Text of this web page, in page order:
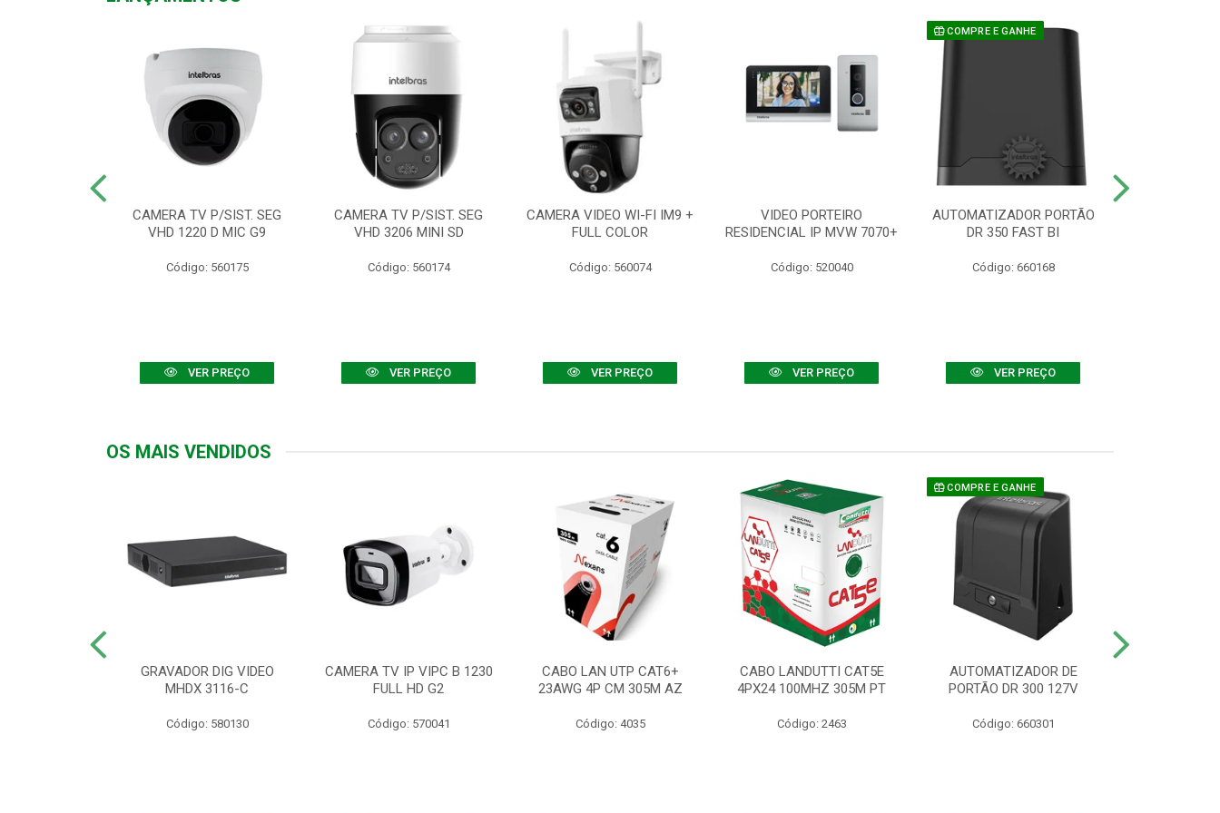
CAMERA TV P/SIST. SEG
VHD 1220 D MIC G9
Código: 560175
VER PREÇO
CAMERA TV P/SIST. SEG
VHD 3206 MINI SD
Código: 560174
VER PREÇO
CAMERA VIDEO WI-FI IM9 +
FULL COLOR
Código: 560074
VER PREÇO
VIDEO PORTEIRO
RESIDENCIAL IP MVW 7070+
Código: 520040
VER PREÇO
COMPRE E GANHE
AUTOMATIZADOR PORTÃO
DR 350 FAST BI
Código: 660168
VER PREÇO
OS MAIS VENDIDOS
GRAVADOR DIG VIDEO
MHDX 3116-C
Código: 580130
CAMERA TV IP VIPC B 1230
FULL HD G2
Código: 570041
CABO LAN UTP CAT6+
23AWG 4P CM 305M AZ
Código: 4035
CABO LANDUTTI CAT5E
4PX24 100MHZ 305M PT
Código: 2463
COMPRE E GANHE
AUTOMATIZADOR DE
PORTÃO DR 300 127V
Código: 660301